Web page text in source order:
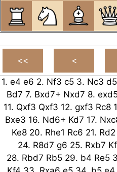
1. e4 e6 2. Nf3 c5 3. Nc3 d5
Bd7 7. Bxd7+ Nxd7 8.
11. Qxf3 Qxf3 12. gxf3 Rc8
Bxe3 16. Nd6+ Kd7 17.
Ke8 20. Rhe1 Rc6 21. Rd2
24. R8d7 g6 25. Rxb7
28. Rbd7 Rb5 29. b4 Re5